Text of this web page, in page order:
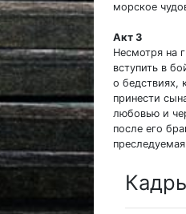
морское
Акт 3
Несмотря на
вступить в
о бедствиях,
принести
любовью и
после его